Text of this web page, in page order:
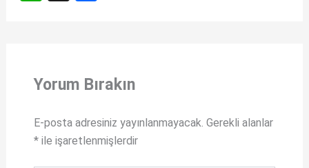
A
p
o
k
Yorum Bırakın
E-posta adresiniz yayınlanmayacak. Gerekli alanlar
*ile işaretlenmişlerdir